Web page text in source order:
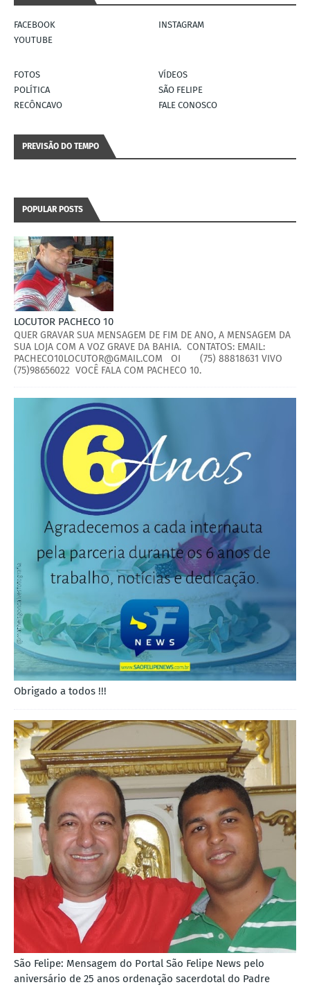
FACEBOOK
INSTAGRAM
YOUTUBE
FOTOS
VÍDEOS
POLÍTICA
SÃO FELIPE
RECÔNCAVO
FALE CONOSCO
PREVISÃO DO TEMPO
POPULAR POSTS
LOCUTOR PACHECO 10
QUER GRAVAR SUA MENSAGEM DE FIM DE ANO, A MENSAGEM DA
SUA LOJA COM A VOZ GRAVE DA BAHIA. CONTATOS: EMAIL:
PACHECO10LOCUTOR@GMAIL.COM OI (75) 88818631 VIVO
(75)98656022 VOCÊ FALA COM PACHECO 10.
Obrigado a todos !!!
São Felipe: Mensagem do Portal São Felipe News pelo
aniversário de 25 anos ordenação sacerdotal do Padre